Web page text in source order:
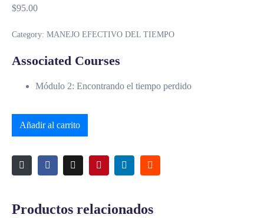
$95.00
Category: MANEJO EFECTIVO DEL TIEMPO
Associated Courses
Módulo 2: Encontrando el tiempo perdido
Añadir al carrito
Productos relacionados